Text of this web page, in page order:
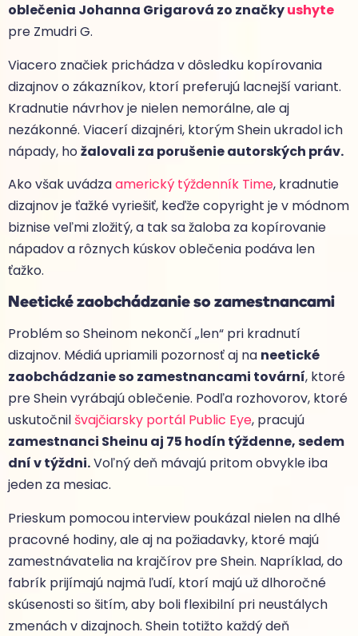
oblečenia Johanna Grigarová zo značkyushyte
pre Zmudri G.
Viacero značiek prichádza v dôsledku kopírovania
dizajnov o zákazníkov, ktorí preferujú lacnejší variant.
Kradnutie návrhov je nielen nemorálne, ale aj
nezákonné. Viacerí dizajnéri, ktorým Shein ukradol ich
nápady, hožalovali za porušenie autorských práv.
Ako však uvádzaamerický týždenník Time, kradnutie
dizajnov je ťažké vyriešiť, keďže copyright je v módnom
biznise veľmi zložitý, a tak sa žaloba za kopírovanie
nápadov a rôznych kúskov oblečenia podáva len
ťažko.
Neetické zaobchádzanie so zamestnancami
Problém so Sheinom nekončí „len“ pri kradnutí
dizajnov. Médiá upriamili pozornosť aj na neetické
zaobchádzanie so zamestnancami tovární, ktoré
pre Shein vyrábajú oblečenie. Podľa rozhovorov, ktoré
uskutočnilšvajčiarsky portál Public Eye, pracujú
zamestnanci Sheinu aj 75 hodín týždenne, sedem
dní v týždni.Voľný deň mávajú pritom obvykle iba
jeden za mesiac.
Prieskum pomocou interview poukázal nielen na dlhé
pracovné hodiny, ale aj na požiadavky, ktoré majú
zamestnávatelia na krajčírov pre Shein. Napríklad, do
fabrík prijímajú najmä ľudí, ktorí majú už dlhoročné
skúsenosti so šitím, aby boli flexibilní pri neustálych
zmenách v dizajnoch. Shein totižto každý deň